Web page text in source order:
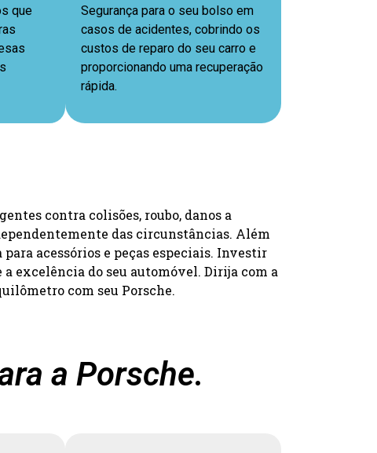
que
Segurança para o seu bolso em
casos de acidentes, cobrindo os
custos de reparo do seu carro e
proporcionando uma recuperação
rápida.
contra colisões, roubo, danos a
das circunstâncias. Além
acessórios e peças especiais. Investir
a excelência do seu automóvel. Dirija com a
com seu Porsche.
a Porsche.